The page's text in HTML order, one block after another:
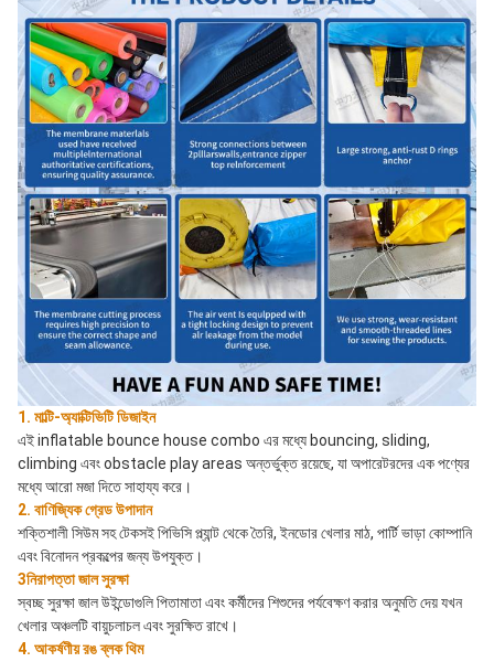
1. মাল্টি-অ্যাক্টিভিটি ডিজাইন
এই inflatable bounce house combo এর মধ্যে bouncing, sliding,
climbing এবং obstacle play areas অন্তর্ভুক্ত রয়েছে, যা অপারেটরদের এক পণ্যের
মধ্যে আরো মজা দিতে সাহায্য করে।
2. বাণিজ্যিক গ্রেড উপাদান
শক্তিশালী সিউম সহ টেকসই পিভিসি প্ল্যান্ট থেকে তৈরি, ইনডোর খেলার মাঠ, পার্টি ভাড়া কোম্পানি
এবং বিনোদন প্রকল্পের জন্য উপযুক্ত।
3নিরাপত্তা জাল সুরক্ষা
স্বচ্ছ সুরক্ষা জাল উইন্ডোগুলি পিতামাতা এবং কর্মীদের শিশুদের পর্যবেক্ষণ করার অনুমতি দেয় যখন
খেলার অঞ্চলটি বায়ুচলাচল এবং সুরক্ষিত রাখে।
4. আকর্ষণীয় রঙ ব্লক থিম